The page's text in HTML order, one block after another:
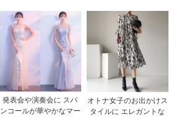
発表会や演奏会に スパ
ンコールが華やかなマー
オトナ女子のお出かけス
タイルに エレガントな